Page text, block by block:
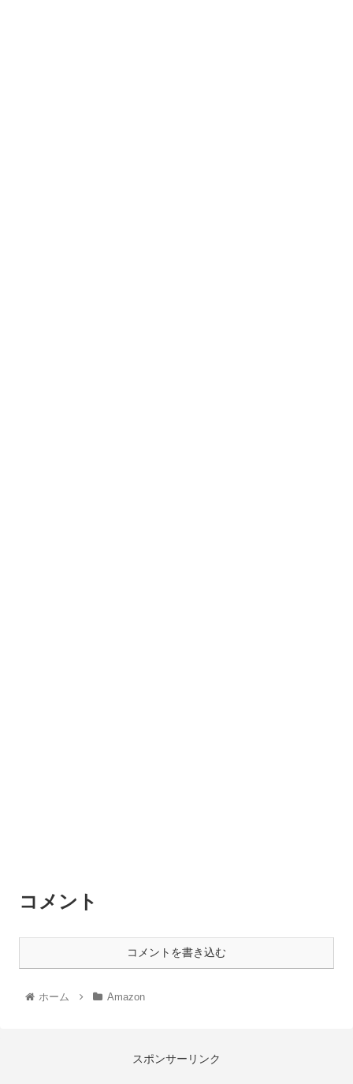
コメント
コメントを書き込む
ホーム Amazon
スポンサーリンク